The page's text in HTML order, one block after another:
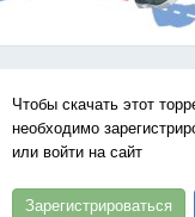
Чтобы скачать этот
необходимо
или войти на сайт
Зарегистрироваться